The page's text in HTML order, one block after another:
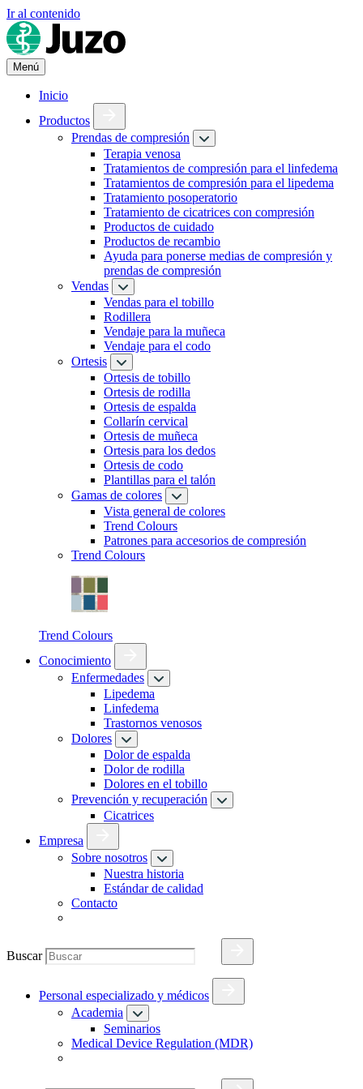
Ir al contenido
Menú
Inicio
Productos
Prendas de compresión
Terapia venosa
Tratamientos de compresión para el linfedema
Tratamientos de compresión para el lipedema
Tratamiento posoperatorio
Tratamiento de cicatrices con compresión
Productos de cuidado
Productos de recambio
Ayuda para ponerse medias de compresión y
prendas de compresión
Vendas
Vendas para el tobillo
Rodillera
Vendaje para la muñeca
Vendaje para el codo
Ortesis
Ortesis de tobillo
Ortesis de rodilla
Ortesis de espalda
Collarín cervical
Ortesis de muñeca
Ortesis para los dedos
Ortesis de codo
Plantillas para el talón
Gamas de colores
Vista general de colores
Trend Colours
Patrones para accesorios de compresión
Trend Colours
Trend Colours
Conocimiento
Enfermedades
Lipedema
Linfedema
Trastornos venosos
Dolores
Dolor de espalda
Dolor de rodilla
Dolores en el tobillo
Prevención y recuperación
Cicatrices
Empresa
Sobre nosotros
Nuestra historia
Estándar de calidad
Contacto
Buscar
Personal especializado y médicos
Academia
Seminarios
Medical Device Regulation (MDR)